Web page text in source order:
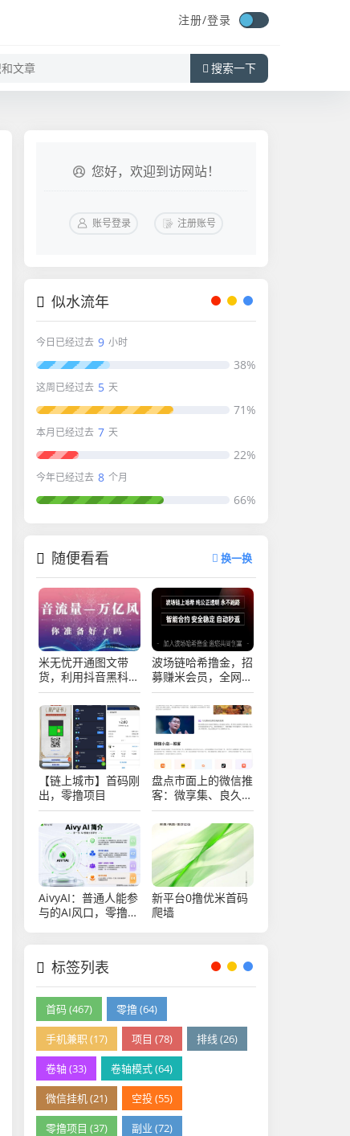
注册/登录
搜索一下
您好，欢迎到访网站！
账号登录 注册账号
似水流年
今日已经过去 9 小时
38%
这周已经过去 5 天
71%
本月已经过去 7 天
22%
今年已经过去 8 个月
66%
随便看看 换一换
米无忧开通图文带
货，利用抖音黑科技
商城快速涨粉
1000+，单日变现
2W！
波场链哈希撸金，招
募赚米会员，全网最
高返点，智能合约，
自动秒返！
【链上城市】首码刚
出，零撸项目
盘点市面上的微信推
客：微享集、良久团
购、远方好物、省心
说、九鼎私域、中国
优选几大平台的分析
AivyAI：普通人能参
与的AI风口，零撸
新平台0撸优米首码
爬墙
标签列表
首码 (467) 零撸 (64)
手机兼职 (17) 项目 (78) 排线 (26)
卷轴 (33) 卷轴模式 (64)
微信挂机 (21) 空投 (55)
零撸项目 (37) 副业 (72)